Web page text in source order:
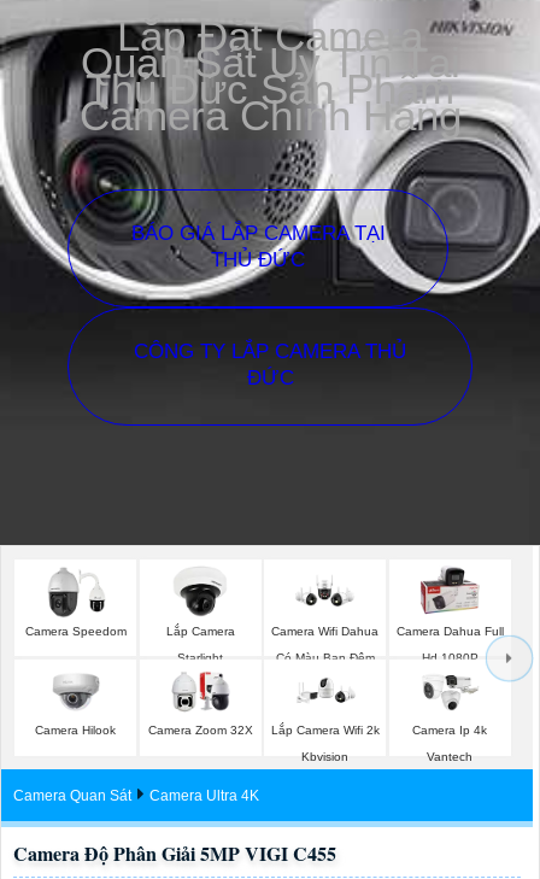
Lắp Đặt Camera
Quan Sát Uy Tín Tại
Thủ Đức Sản Phẩm
Camera Chính Hãng
BÁO GIÁ LẮP CAMERA TẠI
THỦ ĐỨC
CÔNG TY LẮP CAMERA THỦ
ĐỨC
Camera Speedom
Lắp Camera
Starlight
Camera Wifi Dahua
Có Màu Ban Đêm
Camera Dahua Full
Hd 1080P
Camera Hilook Camera Zoom 32X
Lắp Camera Wifi 2k
Kbvision
Camera Ip 4k
Vantech
Camera Quan Sát Camera Ultra 4K
Camera Độ Phân Giải 5MP VIGI C455